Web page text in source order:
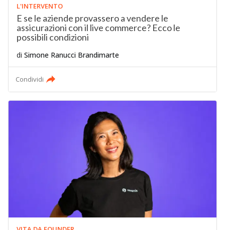
L'INTERVENTO
E se le aziende provassero a vendere le
assicurazioni con il live commerce? Ecco le
possibili condizioni
di Simone Ranucci Brandimarte
Condividi